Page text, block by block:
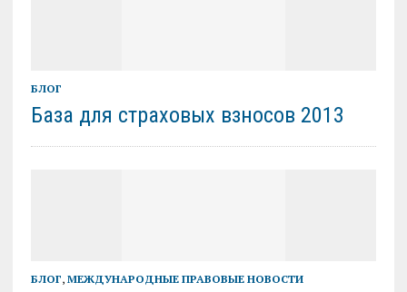
БЛОГ
База для страховых взносов 2013
БЛОГ, МЕЖДУНАРОДНЫЕ ПРАВОВЫЕ НОВОСТИ